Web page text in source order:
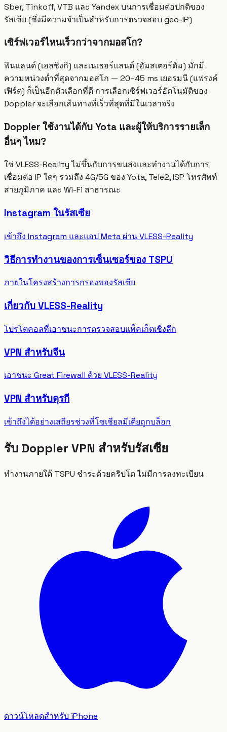
Sber, Tinkoff, VTB และ Yandex บนการเชื่อมต่อปกติของ
รัสเซีย (ซึ่งมีความจำเป็นสำหรับการตรวจสอบ geo-IP)
เซิร์ฟเวอร์ไหนเร็วกว่าจากมอสโก?
ฟินแลนด์ (เฮลซิงกิ) และเนเธอร์แลนด์ (อัมสเตอร์ดัม) มักมี
ความหน่วงต่ำที่สุดจากมอสโก — 20–45 ms เยอรมนี (แฟรงค์
เฟิร์ต) ก็เป็นอีกตัวเลือกที่ดี การเลือกเซิร์ฟเวอร์อัตโนมัติของ
Doppler จะเลือกเส้นทางที่เร็วที่สุดที่มีในเวลาจริง
Doppler ใช้งานได้กับ Yota และผู้ให้บริการรายเล็ก
อื่นๆ ไหม?
ใช่ VLESS-Reality ไม่ขึ้นกับการขนส่งและทำงานได้กับการ
เชื่อมต่อ IP ใดๆ รวมถึง 4G/5G ของ Yota, Tele2, ISP โทรศัพท์
สายภูมิภาค และ Wi-Fi สาธารณะ
Instagram ในรัสเซีย
เข้าถึง Instagram และแอป Meta ผ่าน VLESS-Reality
วิธีการทำงานของการเซ็นเซอร์ของ TSPU
ภายในโครงสร้างการกรองของรัสเซีย
เกี่ยวกับ VLESS-Reality
โปรโตคอลที่เอาชนะการตรวจสอบแพ็คเก็ตเชิงลึก
VPN สำหรับจีน
เอาชนะ Great Firewall ด้วย VLESS-Reality
VPN สำหรับตุรกี
เข้าถึงได้อย่างเสถียรช่วงที่โซเชียลมีเดียถูกบล็อก
รับ Doppler VPN สำหรับรัสเซีย
ทำงานภายใต้ TSPU ชำระด้วยคริปโต ไม่มีการลงทะเบียน
ดาวน์โหลดสำหรับ iPhone